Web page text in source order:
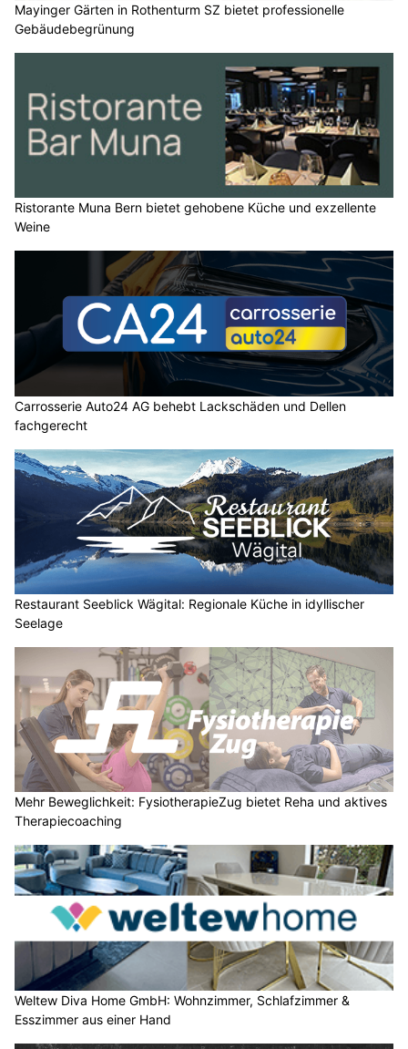
Mayinger Gärten in Rothenturm SZ bietet professionelle
Gebäudebegrünung
Ristorante Muna Bern bietet gehobene Küche und exzellente
Weine
Carrosserie Auto24 AG behebt Lackschäden und Dellen
fachgerecht
Restaurant Seeblick Wägital: Regionale Küche in idyllischer
Seelage
Mehr Beweglichkeit: FysiotherapieZug bietet Reha und aktives
Therapiecoaching
Weltew Diva Home GmbH: Wohnzimmer, Schlafzimmer &
Esszimmer aus einer Hand